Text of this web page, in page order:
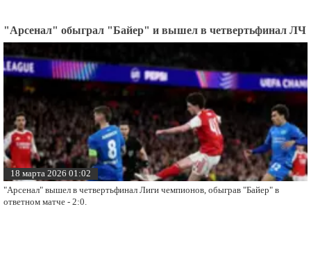
"Арсенал" обыграл "Байер" и вышел в четвертьфинал ЛЧ
18 марта 2026 01:02
"Арсенал" вышел в четвертьфинал Лиги чемпионов, обыграв "Байер" в
ответном матче - 2:0.